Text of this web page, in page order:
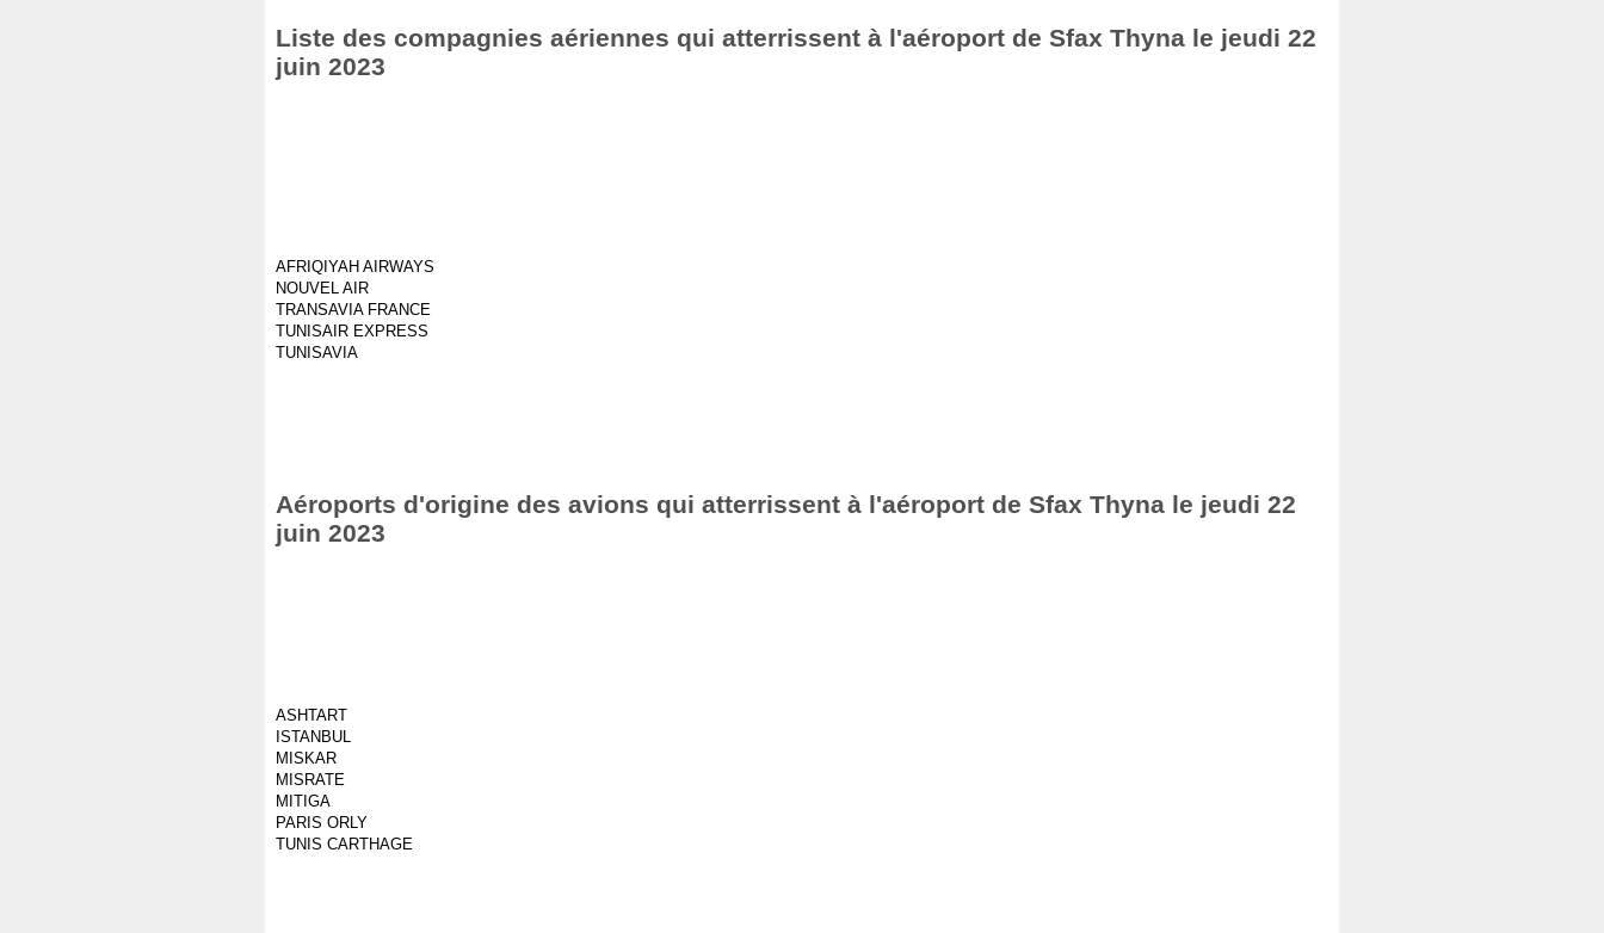
Liste des compagnies aériennes qui atterrissent à l'aéroport de Sfax Thyna le jeudi 22
juin 2023
AFRIQIYAH AIRWAYS
NOUVEL AIR
TRANSAVIA FRANCE
TUNISAIR EXPRESS
TUNISAVIA
Aéroports d'origine des avions qui atterrissent à l'aéroport de Sfax Thyna le jeudi 22
juin 2023
ASHTART
ISTANBUL
MISKAR
MISRATE
MITIGA
PARIS ORLY
TUNIS CARTHAGE